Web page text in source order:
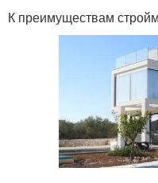
К преимуществам